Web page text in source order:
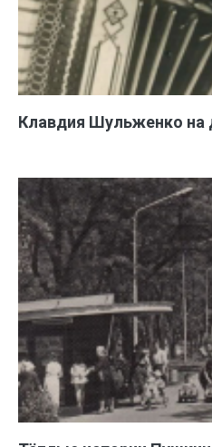
Клавдия Шульженко на